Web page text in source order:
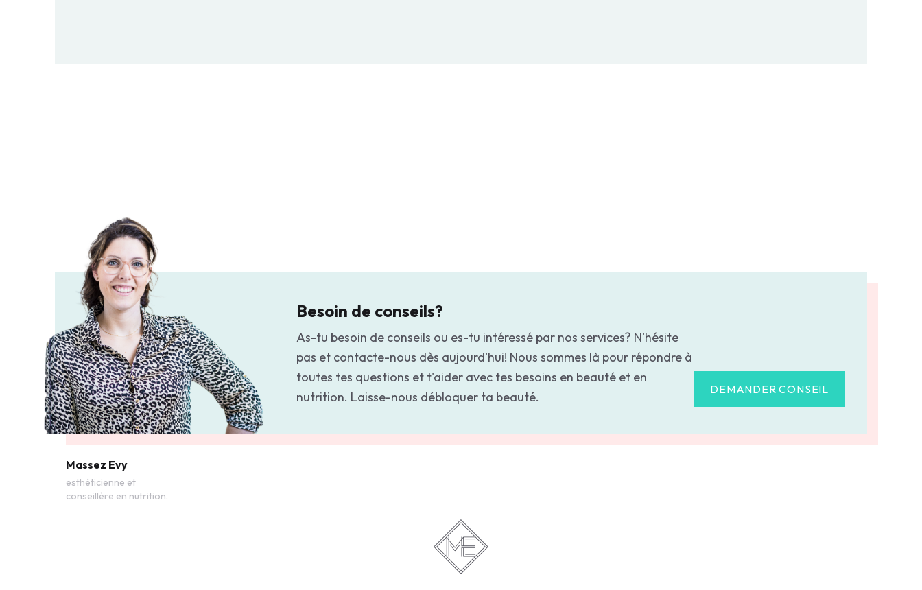
Besoin de conseils?
As-tu besoin de conseils ou es-tu intéressé par nos services? N'hésite
pas et contacte-nous dès aujourd'hui! Nous sommes là pour répondre à
toutes tes questions et t'aider avec tes besoins en beauté et en
nutrition. Laisse-nous débloquer ta beauté.
DEMANDER CONSEIL
Massez Evy
esthéticienne et
conseillère en nutrition.